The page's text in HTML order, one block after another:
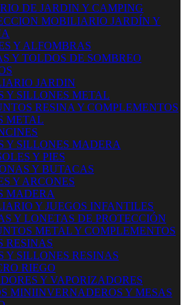
DE JARDIN Y CAMPING
MOBILIARIO JARDÍN Y
Y ALFOMBRAS
Y TOLDOS DE SOMBREO
JARDIN
Y SILLONES METAL
RESINA Y COMPLEMENTOS
METAL
Y SILLONES MADERA
Y PIES
Y BUTACAS
Y ARCONES
MADERA
Y JUEGOS INFANTILES
Y LONETAS DE PROTECCIÓN
METAL Y COMPLEMENTOS
RESINAS
Y SILLONES RESINAS
RIEGO
Y VAPORIZADORES
MINIINVERNADEROS Y MESAS